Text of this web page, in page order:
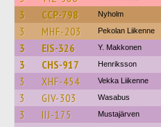
3 CCP-798 Nyholm
3 MHF-203 Pekolan Liikenne
3 EIS-326 Y. Makkonen
3 CHS-917 Henriksson
3 XHF-454 Vekka Liikenne
3 GIV-303 Wasabus
3 IIJ-175 Mustajärven